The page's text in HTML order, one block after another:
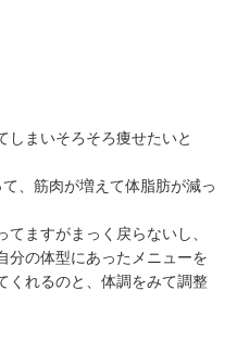
しまいそろそろ痩せたいと
、筋肉が増えて体脂肪が減っ
ますがまっく戻らないし、
分の体型にあったメニューを
くれるのと、体調をみて調整